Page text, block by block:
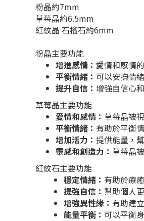
粉晶約7mm
草莓晶約6.5mm
紅紋晶 石榴石約6mm
粉晶主要功能
增進感情： 愛情和感情
平衡情緒： 可以安撫情
提升自信： 增強自信心
草莓晶主要功能
愛情和感情： 草莓晶被
平衡情緒： 有助於平衡
增加活力： 提供能量，
靈感和創造力： 草莓晶
紅紋石主要功能
穩定情緒： 有助於療
提強自信： 幫助個人
增強異性緣： 有助建
能量平衡： 可以平衡